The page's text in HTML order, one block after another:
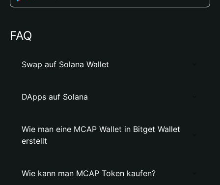
FAQ
Swap auf Solana Wallet
DApps auf Solana
Wie man eine MCAP Wallet in Bitget Wallet
erstellt
Wie kann man MCAP Token kaufen?